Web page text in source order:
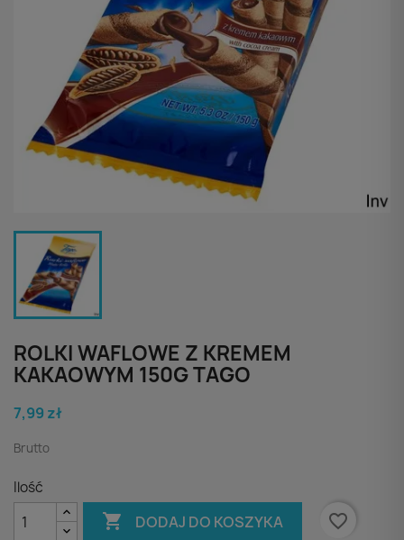
ROLKI WAFLOWE Z KREMEM
KAKAOWYM 150G TAGO
7,99 zł
Brutto
Ilość
 DODAJ DO KOSZYKA favorite_border